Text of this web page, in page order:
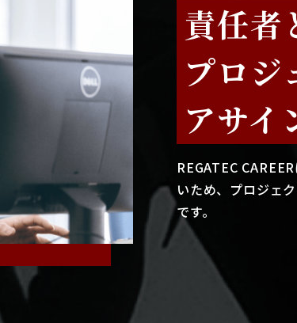
責任者
プロジ
アサイ
REGATEC
いため、プロジェ
です。